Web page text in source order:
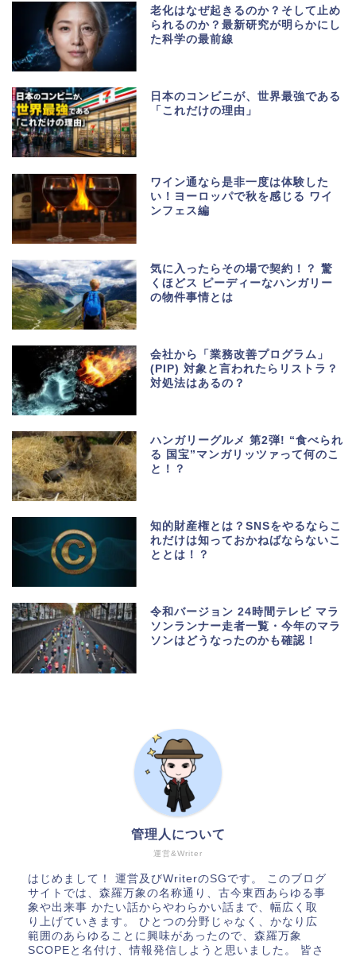
老化はなぜ起きるのか？そして止め
られるのか？最新研究が明らかにし
た科学の最前線
日本のコンビニが、世界最強である
「これだけの理由」
ワイン通なら是非一度は体験した
い！ヨーロッパで秋を感じる ワイ
ンフェス編
気に入ったらその場で契約！？ 驚
くほどス ピーディーなハンガリー
の物件事情とは
会社から「業務改善プログラム」
(PIP) 対象と言われたらリストラ？
対処法はあるの？
ハンガリーグルメ 第2弾! “食べられ
る 国宝”マンガリッツァって何のこ
と！？
知的財産権とは？SNSをやるならこ
れだけは知っておかねばならないこ
ととは！？
令和バージョン 24時間テレビ マラ
ソンランナー走者一覧・今年のマラ
ソンはどうなったのかも確認！
運営&Writer
管理人について
はじめまして！ 運営及びWriterのSGです。 このブログ
サイトでは、森羅万象の名称通り、古今東西あらゆる事
象や出来事 かたい話からやわらかい話まで、幅広く取
り上げていきます。 ひとつの分野じゃなく、かなり広
範囲のあらゆることに興味があったので、森羅万象
SCOPEと名付け、情報発信しようと思いました。 皆さ